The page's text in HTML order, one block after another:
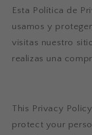
Esta Política de
usamos y
visitas nuestro
realizas una
This Privacy
protect your